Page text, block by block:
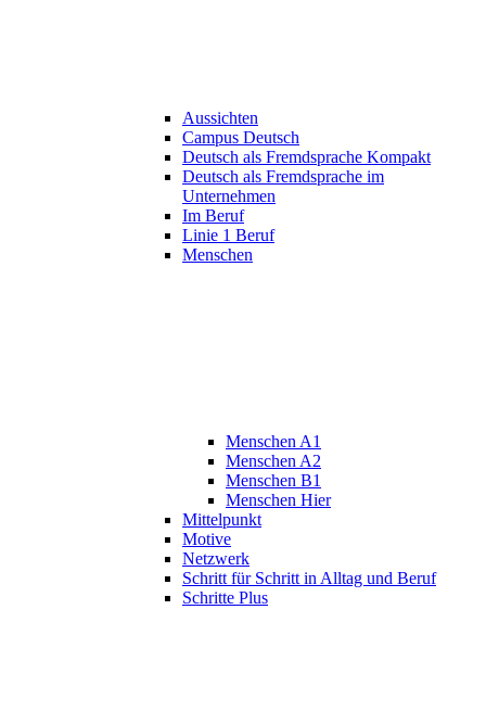
Aussichten
Campus Deutsch
Deutsch als Fremdsprache Kompakt
Deutsch als Fremdsprache im
Unternehmen
Im Beruf
Linie 1 Beruf
Menschen
Menschen A1
Menschen A2
Menschen B1
Menschen Hier
Mittelpunkt
Motive
Netzwerk
Schritt für Schritt in Alltag und Beruf
Schritte Plus